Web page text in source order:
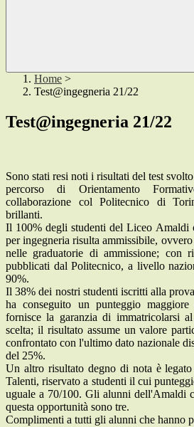
Home >
Test@ingegneria 21/22
Test@ingegneria 21/22
Sono stati resi noti i risultati del test
percorso di Orientamento
collaborazione col Politecnico di
brillanti.
Il 100% degli studenti del Liceo Amaldi
per ingegneria risulta ammissibile,
nelle graduatorie di ammissione; con
pubblicati dal Politecnico, a livello
90%.
Il 38% dei nostri studenti iscritti alla
ha conseguito un punteggio
fornisce la garanzia di immatricolarsi
scelta; il risultato assume un valore
confrontato con l'ultimo dato nazionale
del 25%.
Un altro risultato degno di nota è
Talenti, riservato a studenti il cui
uguale a 70/100. Gli alunni dell'Amaldi
questa opportunità sono tre.
Complimenti a tutti gli alunni che hanno